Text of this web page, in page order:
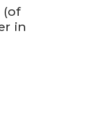
(of
in